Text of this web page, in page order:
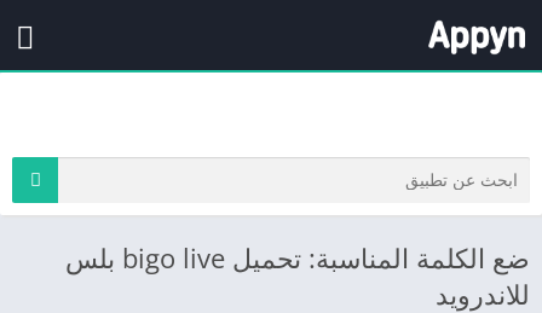
ضع الكلمة المناسبة: تحميل bigo live بلس
للاندرويد